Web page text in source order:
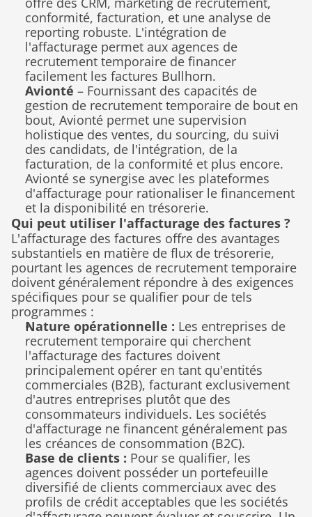
conformité, facturation, et une analyse de
reporting robuste. L'intégration de
l'affacturage permet aux agences de
recrutement temporaire de financer
facilement les factures Bullhorn.
Avionté – Fournissant des capacités de
gestion de recrutement temporaire de bout en
bout, Avionté permet une supervision
holistique des ventes, du sourcing, du suivi
des candidats, de l'intégration, de la
facturation, de la conformité et plus encore.
Avionté se synergise avec les plateformes
d'affacturage pour rationaliser le financement
et la disponibilité en trésorerie.
Qui peut utiliser l'affacturage des factures ?
L'affacturage des factures offre des avantages
substantiels en matière de flux de trésorerie,
pourtant les agences de recrutement temporaire
doivent généralement répondre à des exigences
spécifiques pour se qualifier pour de tels
programmes :
Nature opérationnelle : Les entreprises de
recrutement temporaire qui cherchent
l'affacturage des factures doivent
principalement opérer en tant qu'entités
commerciales (B2B), facturant exclusivement
d'autres entreprises plutôt que des
consommateurs individuels. Les sociétés
d'affacturage ne financent généralement pas
les créances de consommation (B2C).
Base de clients : Pour se qualifier, les
agences doivent posséder un portefeuille
diversifié de clients commerciaux avec des
profils de crédit acceptables que les sociétés